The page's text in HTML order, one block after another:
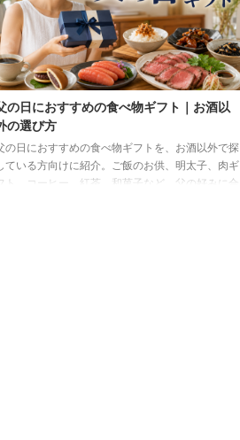
の日におすすめの食べ物ギフト｜お酒以
の選び方
の日におすすめの食べ物ギフトを、お酒以外で探
ている方向けに紹介。ご飯のお供、明太子、肉ギ
ト、コーヒー、紅茶、和菓子など、父の好みに合